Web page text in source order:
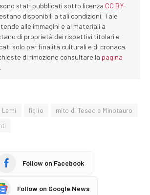
stati pubblicati sotto licenza CC BY-
disponibili a tali condizioni. Tale
alle immagini e ai materiali a
di proprietà dei rispettivi titolari e
solo per finalità culturali e di cronaca.
di rimozione consultare la pagina
.
Lami figlio
mito di Teseo e Minotauro
Follow on Facebook
Follow on Google News